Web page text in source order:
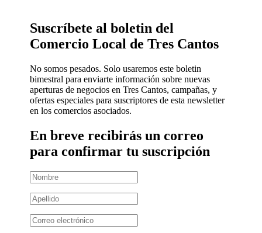
Suscríbete al boletin del
Comercio Local de Tres Cantos
No somos pesados. Solo usaremos este boletin
bimestral para enviarte información sobre nuevas
aperturas de negocios en Tres Cantos, campañas, y
ofertas especiales para suscriptores de esta newsletter
en los comercios asociados.
En breve recibirás un correo
para confirmar tu suscripción